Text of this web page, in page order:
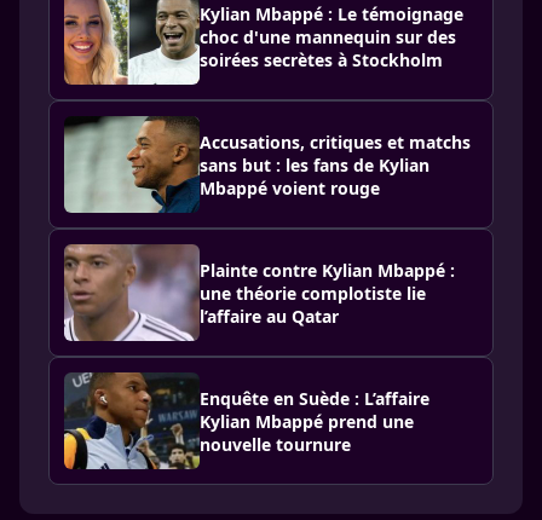
Kylian Mbappé : Le témoignage
choc d'une mannequin sur des
soirées secrètes à Stockholm
Accusations, critiques et matchs
sans but : les fans de Kylian
Mbappé voient rouge
Plainte contre Kylian Mbappé :
une théorie complotiste lie
l’affaire au Qatar
Enquête en Suède : L’affaire
Kylian Mbappé prend une
nouvelle tournure